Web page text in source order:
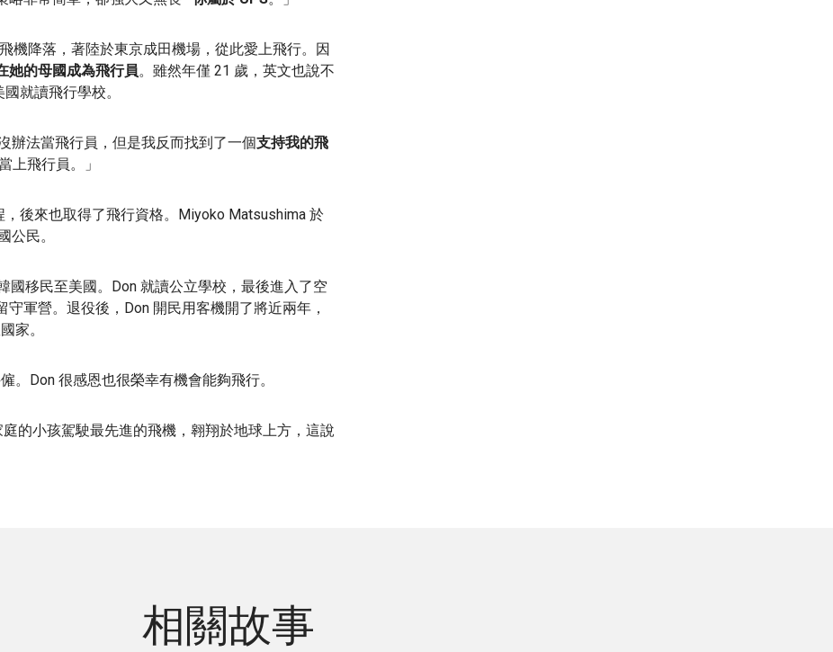
機降落，著陸於東京成田機場，從此愛上飛行。因
她的母國成為飛行員。雖然年僅 21 歲，英文也說不
就讀飛行學校。
辦法當飛行員，但是我反而找到了一個支持我的飛
上飛行員。」
後來也取得了飛行資格。Miyoko Matsushima 於
公民。
國移民至美國。Don 就讀公立學校，最後進入了空
軍營。退役後，Don 開民用客機開了將近兩年，
家。
。Don 很感恩也很榮幸有機會能夠飛行。
的小孩駕駛最先進的飛機，翱翔於地球上方，這說
相關故事